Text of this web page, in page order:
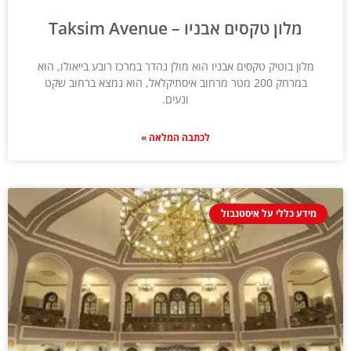
מלון טקסים אבניו – Taksim Avenue
מלון בוטיק טקסים אבניו הוא מולן נהדר במרכז רובע בייאולו, הוא
במרחק 200 מטר מרחוב איסתיקלאל, הוא נמצא ברחוב שקט
ונעים.
לכתבה המלאה »
מידע כללי על איסטנבול